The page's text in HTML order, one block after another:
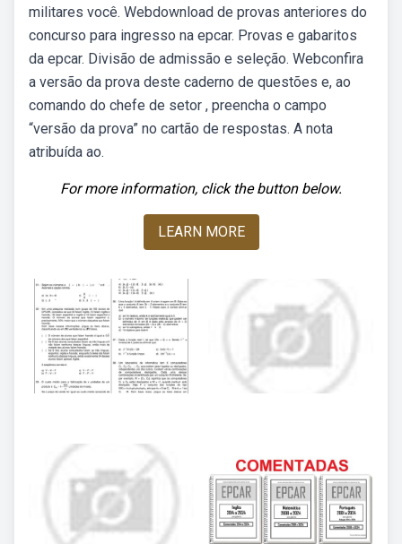
militares você. Webdownload de provas anteriores do
concurso para ingresso na epcar. Provas e gabaritos
da epcar. Divisão de admissão e seleção. Webconfira
a versão da prova deste caderno de questões e, ao
comando do chefe de setor , preencha o campo
“versão da prova” no cartão de respostas. A nota
atribuída ao.
For more information, click the button below.
LEARN MORE